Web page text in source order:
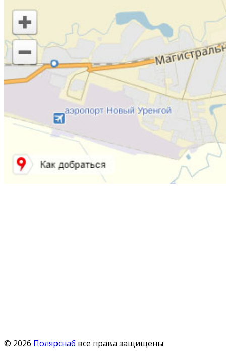
© 2026 Полярснаб все права защищены